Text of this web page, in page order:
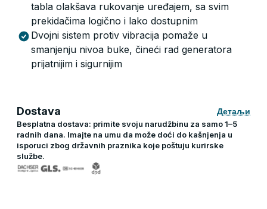
tabla olakšava rukovanje uređajem, sa svim
prekidačima logično i lako dostupnim
Dvojni sistem protiv vibracija pomaže u
smanjenju nivoa buke, čineći rad generatora
prijatnijim i sigurnijim
Dostava
Детаљи
Besplatna dostava: primite svoju narudžbinu za samo 1–5
radnih dana. Imajte na umu da može doći do kašnjenja u
isporuci zbog državnih praznika koje poštuju kurirske
službe.